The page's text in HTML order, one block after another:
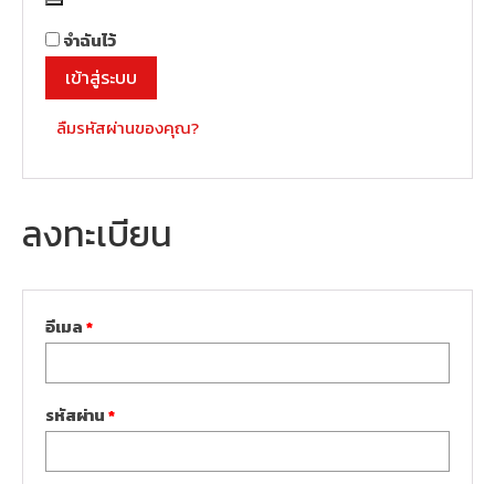
จำฉันไว้
เข้าสู่ระบบ
ลืมรหัสผ่านของคุณ?
ลงทะเบียน
อีเมล*ต้องการ
รหัสผ่าน*ต้องการ